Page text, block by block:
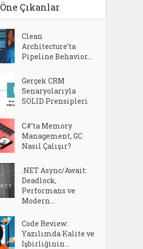
Öne Çıkanlar
Clean
Architecture’ta
Pipeline Behavior...
Gerçek CRM
Senaryolarıyla
SOLID Prensipleri
C#’ta Memory
Management, GC
Nasıl Çalışır?
.NET Async/Await:
Deadlock,
Performans ve
Modern...
Code Review:
Yazılımda Kalite ve
İşbirliğinin...